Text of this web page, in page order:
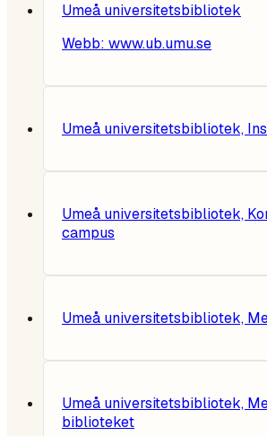
Umeå universitetsbibliotek
Webb: www.ub.umu.se
Umeå universitetsbibliotek,
Umeå universitetsbibliotek,
campus
Umeå universitetsbibliotek,
Umeå universitetsbibliotek,
biblioteket